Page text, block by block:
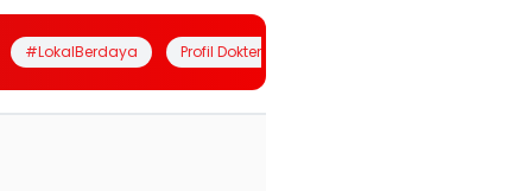
#LokalBerdaya Profil Dokter